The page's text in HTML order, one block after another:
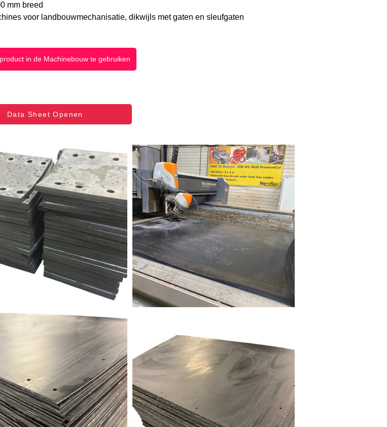
mm breed
voor landbouwmechanisatie, dikwijls met gaten en sleufgaten
in de Machinebouw te gebruiken
Data Sheet Openen